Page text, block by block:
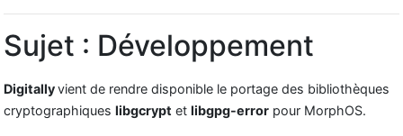
Sujet : Développement
Digitallyvient de rendre disponible le portage des bibliothèques
cryptographiques libgcrypt et libgpg-error pour MorphOS.